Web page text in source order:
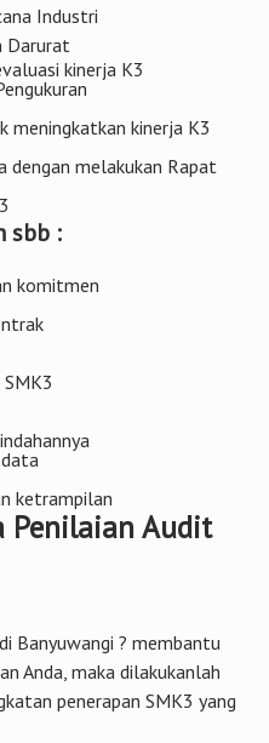
Industri
Darurat
kinerja K3
meningkatkan kinerja K3
dengan melakukan Rapat
sbb :
komitmen
ketrampilan
Penilaian Audit
Banyuwangi ? membantu
Anda, maka dilakukanlah
penerapan SMK3 yang